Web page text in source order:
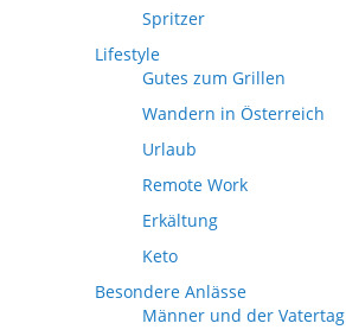
Spritzer
Lifestyle
Gutes zum Grillen
Wandern in Österreich
Urlaub
Remote Work
Erkältung
Keto
Besondere Anlässe
Männer und der Vatertag